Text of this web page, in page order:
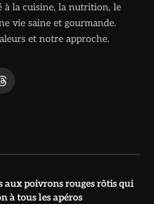
à la cuisine, la nutrition, le
vie saine et gourmande.
et notre approche.
Threads
aux poivrons rouges rôtis qui
à tous les apéros